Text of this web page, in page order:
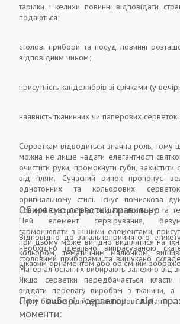
тарілки і келихи повинні відповідати
подаються;
столові прибори та посуд повинні
відповідним чином;
присутність канделябрів зі свічками (у
наявність тканинних чи паперових серветок.
Серветкам відводиться значна роль,
можна не лише надати елегантності
очистити руки, промокнути губи, захистити
від плям. Сучасний ринок пропонує
однотонних та кольорових
оригінальному стилі. Існує помилкова
повинні суворо відповідати кольору та
Цей елемент сервірування,
гармоніювати з іншими елементами,
при цьому може вигідно виділятися на
кольором, тематичним малюнком,
цікавим орнаментом або об'ємним
Обираємо серветки правильно
Відповідно до загальноприйнятого
необхідно ідеально випрасуваною
столовими приборами та вишукано
Матеріал останніх вибирають залежно від
Якщо серветки передбачається класти
віддати перевагу виробам з тканини, а
столу більше підійдуть паперові варіанти.
При виборі серветок слід
моменти: